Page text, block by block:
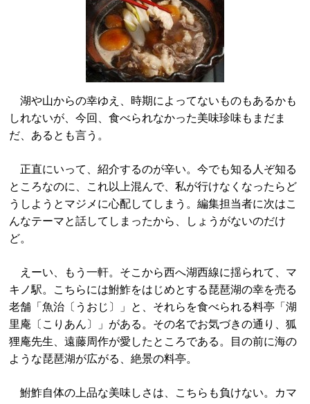
湖や山からの幸ゆえ、時期によってないものもあるかも
しれないが、今回、食べられなかった美味珍味もまだま
だ、あるとも言う。
正直にいって、紹介するのが辛い。今でも知る人ぞ知る
ところなのに、これ以上混んで、私が行けなくなったらど
うしようとマジメに心配してしまう。編集担当者に次はこ
んなテーマと話してしまったから、しょうがないのだけ
ど。
えーい、もう一軒。そこから西へ湖西線に揺られて、マ
キノ駅。こちらには鮒鮓をはじめとする琵琶湖の幸を売る
老舗「魚治〔うおじ〕」と、それらを食べられる料亭「湖
里庵〔こりあん〕」がある。その名でお気づきの通り、狐
狸庵先生、遠藤周作が愛したところである。目の前に海の
ような琵琶湖が広がる、絶景の料亭。
鮒鮓自体の上品な美味しさは、こちらも負けない。カマ